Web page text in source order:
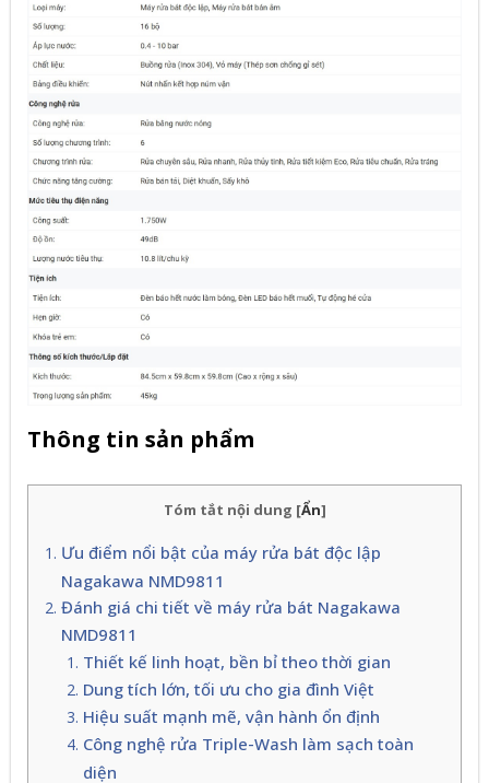
Thông tin sản phẩm
Tóm tắt nội dung [Ẩn]
Ưu điểm nổi bật của máy rửa bát độc lập
Nagakawa NMD9811
Đánh giá chi tiết về máy rửa bát Nagakawa
NMD9811
Thiết kế linh hoạt, bền bỉ theo thời gian
Dung tích lớn, tối ưu cho gia đình Việt
Hiệu suất mạnh mẽ, vận hành ổn định
Công nghệ rửa Triple-Wash làm sạch toàn
diện